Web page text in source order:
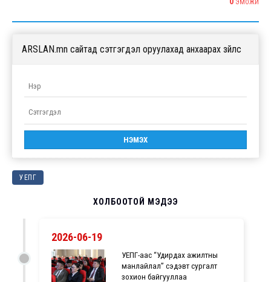
ЭМОЖИ
ARSLAN.mn сайтад сэтгэгдэл оруулахад анхаарах зүйлс
УЕПГ
ХОЛБООТОЙ МЭДЭЭ
2026-06-19
УЕПГ-аас “Удирдах ажилтны
манлайлал” сэдэвт сургалт
зохион байгууллаа